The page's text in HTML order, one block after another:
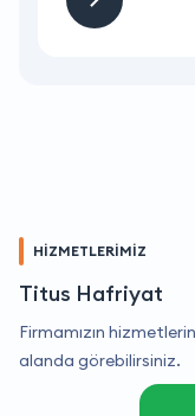
HİZMETLERİMİZ
Titus Hafriyat
Firmamızın
alanda görebilirsiniz.